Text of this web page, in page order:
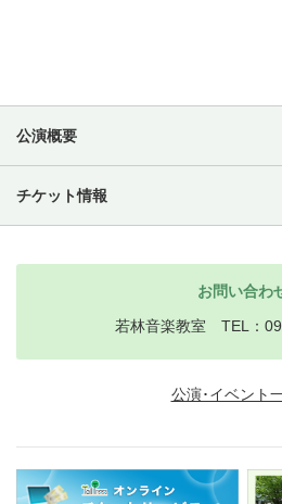
公演概要
チケット情報
お問い合わ
若林音楽教室 TEL：
公演･イベント